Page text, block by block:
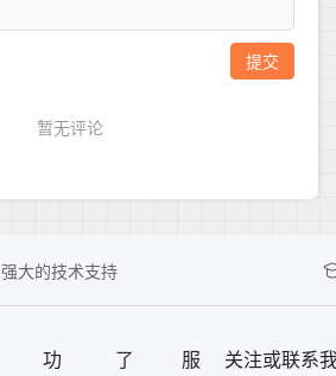
强大的技术支持
功
了
服
关注或联系